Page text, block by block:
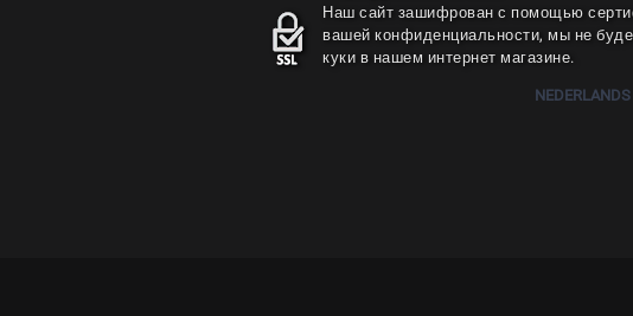
Наш сайт зашифрован с помощью
вашей конфиденциальности, мы не
куки в нашем интернет магазине.
NEDERLANDS